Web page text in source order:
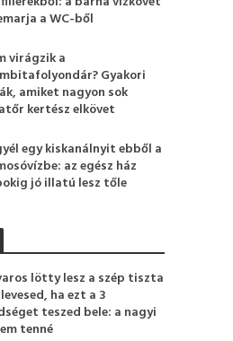
a WC-ből
virágzik a
Gyakori
amiket nagyon sok
kertész elkövet
egy kiskanálnyit ebből a
az egész ház
jó illatú lesz tőle
lötty lesz a szép tiszta
ha ezt a 3
teszed bele: a nagyi
tenné